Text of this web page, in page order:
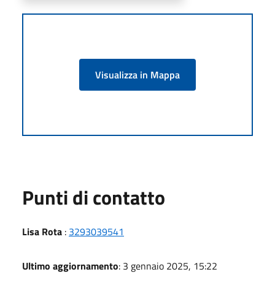
Visualizza in Mappa
Punti di contatto
Lisa Rota : 3293039541
Ultimo aggiornamento: 3 gennaio 2025, 15:22